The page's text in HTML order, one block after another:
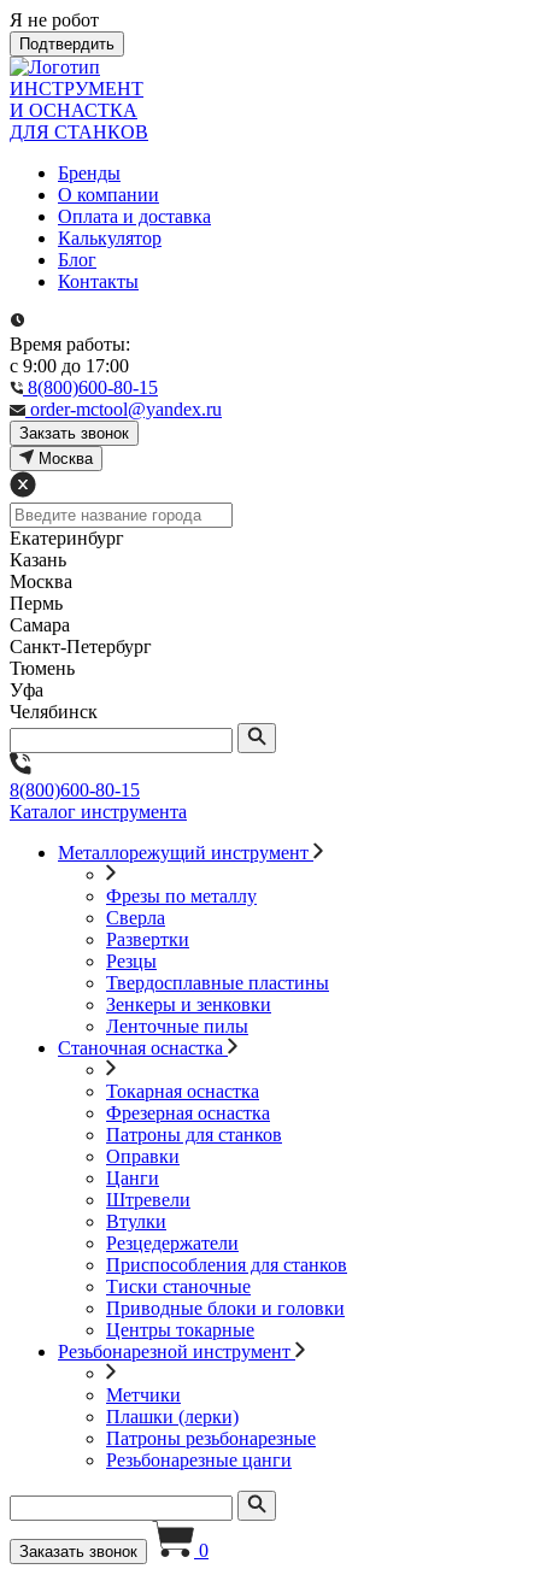
Я не робот
Подтвердить
ИНСТРУМЕНТ
И ОСНАСТКА
ДЛЯ СТАНКОВ
Бренды
О компании
Оплата и доставка
Калькулятор
Блог
Контакты
Время работы:
с 9:00 до 17:00
8(800)600-80-15
order-mctool@yandex.ru
Закзать звонок
Москва
Екатеринбург
Казань
Москва
Пермь
Самара
Санкт-Петербург
Тюмень
Уфа
Челябинск
8(800)600-80-15
Каталог инструмента
Металлорежущий инструмент
Фрезы по металлу
Сверла
Развертки
Резцы
Твердосплавные пластины
Зенкеры и зенковки
Ленточные пилы
Станочная оснастка
Токарная оснастка
Фрезерная оснастка
Патроны для станков
Оправки
Цанги
Штревели
Втулки
Резцедержатели
Приспособления для станков
Тиски станочные
Приводные блоки и головки
Центры токарные
Резьбонарезной инструмент
Метчики
Плашки (лерки)
Патроны резьбонарезные
Резьбонарезные цанги
Заказать звонок 0